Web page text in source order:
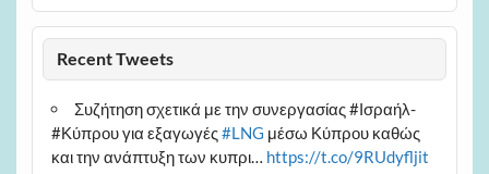
Recent Tweets
Συζήτηση σχετικά με την συνεργασίας #Ισραήλ-
#Κύπρου για εξαγωγές#LNG μέσω Κύπρου καθώς
και την ανάπτυξη των κυπρι… https://t.co/9RUdyfljit